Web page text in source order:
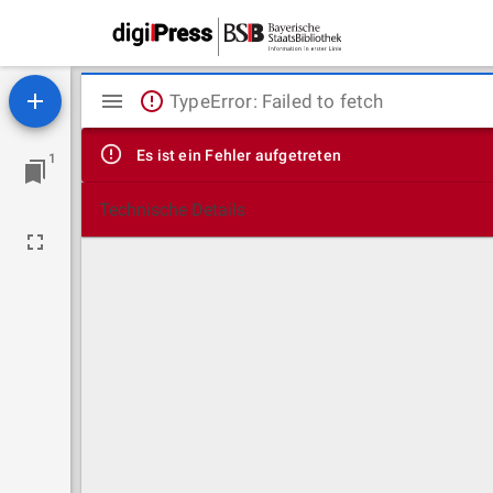
1
Mirador
Viewer
TypeError: Failed to fetch
Es ist ein Fehler aufgetreten
Technische Details